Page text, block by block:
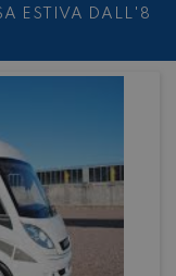
ESTIVA DALL'8
CHIUSI IL
IL 31.08